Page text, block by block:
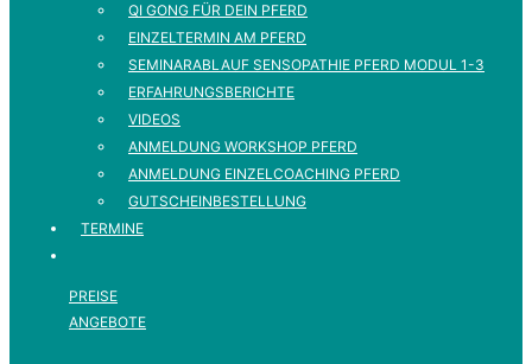
QI GONG FÜR DEIN PFERD
EINZELTERMIN AM PFERD
SEMINARABLAUF SENSOPATHIE PFERD MODUL 1-3
ERFAHRUNGSBERICHTE
VIDEOS
ANMELDUNG WORKSHOP PFERD
ANMELDUNG EINZELCOACHING PFERD
GUTSCHEINBESTELLUNG
TERMINE
PREISE
ANGEBOTE